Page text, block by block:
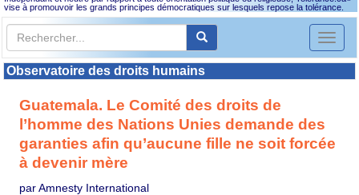
vise à promouvoir les grands principes démocratiques sur lesquels repose la tolérance.
Toggle
Observatoire des droits humains
Guatemala. Le Comité des droits de
l’homme des Nations Unies demande des
garanties afin qu’aucune fille ne soit forcée
à devenir mère
par Amnesty International